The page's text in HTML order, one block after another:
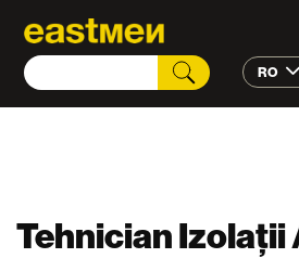
RO
Tehnician